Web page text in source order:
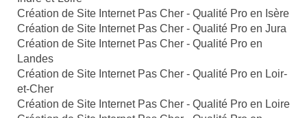
Création de Site Internet Pas Cher - Qualité Pro en Isère
Création de Site Internet Pas Cher - Qualité Pro en Jura
Création de Site Internet Pas Cher - Qualité Pro en
Landes
Création de Site Internet Pas Cher - Qualité Pro en Loir-
et-Cher
Création de Site Internet Pas Cher - Qualité Pro en Loire